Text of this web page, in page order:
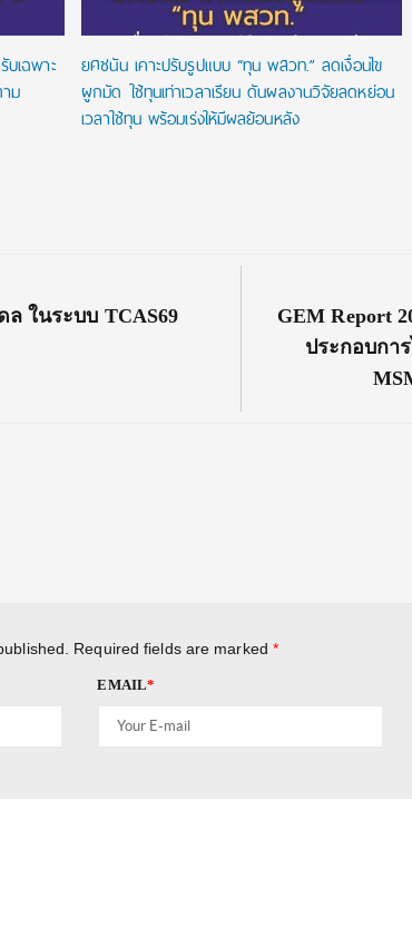
เฉพาะ
ม
ยศชนัน เคาะปรับรูปแบบ “ทุน พสวท.” ลดเงื่อนไข
ผูกมัด ใช้ทุนเท่าเวลาเรียน ดันผลงานวิจัยลดหย่อน
เวลาใช้ทุน พร้อมเร่งให้มีผลย้อนหลัง
ในระบบ TCAS69
Next
Post:
GEM Report
ประกอบกา
Required fields are marked *
EMAIL*